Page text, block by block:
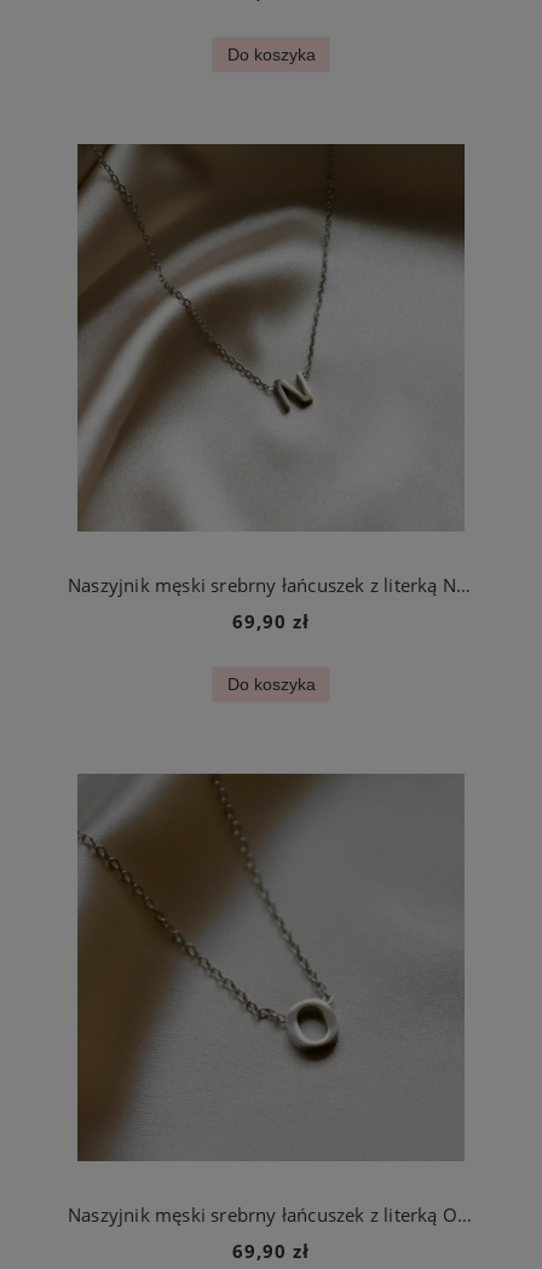
Do koszyka
Naszyjnik męski srebrny łańcuszek z literką N ze stali szlachetnej
69,90 zł
Do koszyka
Naszyjnik męski srebrny łańcuszek z literką O ze stali chirurgicznej
69,90 zł